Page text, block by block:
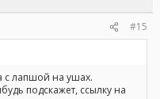
#15
с лапшой на ушах.
подскажет, ссылку на